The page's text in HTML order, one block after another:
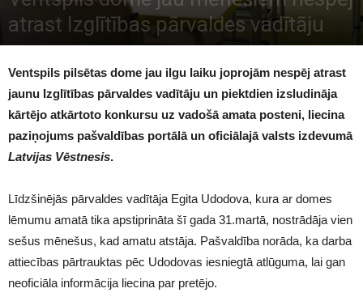
atrast Izglītības pārvaldes vadītāju
1847
Ventspils pilsētas dome jau ilgu laiku joprojām nespēj atrast
jaunu Izglītības pārvaldes vadītāju un piektdien izsludināja
kārtējo atkārtoto konkursu uz vadošā amata posteni, liecina
paziņojums pašvaldības portālā un oficiālajā valsts izdevumā
Latvijas Vēstnesis.
Līdzšinējās pārvaldes vadītāja Egita Udodova, kura ar domes
lēmumu amatā tika apstiprināta šī gada 31.martā, nostrādāja vien
sešus mēnešus, kad amatu atstāja. Pašvaldība norāda, ka darba
attiecības pārtrauktas pēc Udodovas iesniegtā atlūguma, lai gan
neoficiāla informācija liecina par pretējo.